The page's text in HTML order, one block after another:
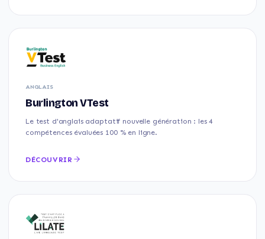
ANGLAIS
Burlington VTest
Le test d'anglais adaptatif nouvelle génération : les 4
compétences évaluées 100 % en ligne.
DÉCOUVRIR